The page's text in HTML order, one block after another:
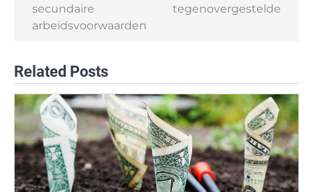
secundaire
arbeidsvoorwaarden
tegenovergestelde
Related Posts